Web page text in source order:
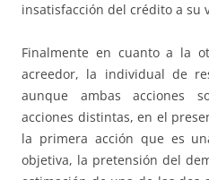
insatisfacción del crédito a su
Finalmente en cuanto a la
acreedor, la individual de
aunque ambas acciones
acciones distintas, en el
la primera acción que es
objetiva, la pretensión del